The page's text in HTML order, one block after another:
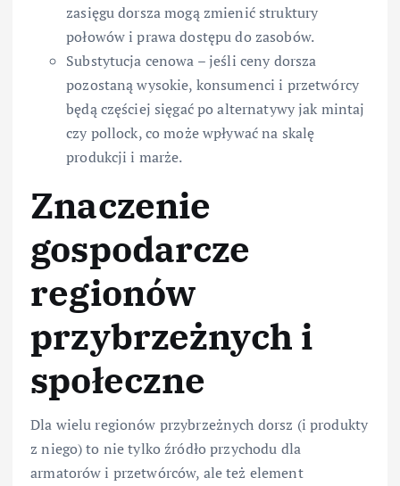
zasięgu dorsza mogą zmienić struktury
połowów i prawa dostępu do zasobów.
Substytucja cenowa – jeśli ceny dorsza
pozostaną wysokie, konsumenci i przetwórcy
będą częściej sięgać po alternatywy jak mintaj
czy pollock, co może wpływać na skalę
produkcji i marże.
Znaczenie
gospodarcze
regionów
przybrzeżnych i
społeczne
Dla wielu regionów przybrzeżnych dorsz (i produkty
z niego) to nie tylko źródło przychodu dla
armatorów i przetwórców, ale też element